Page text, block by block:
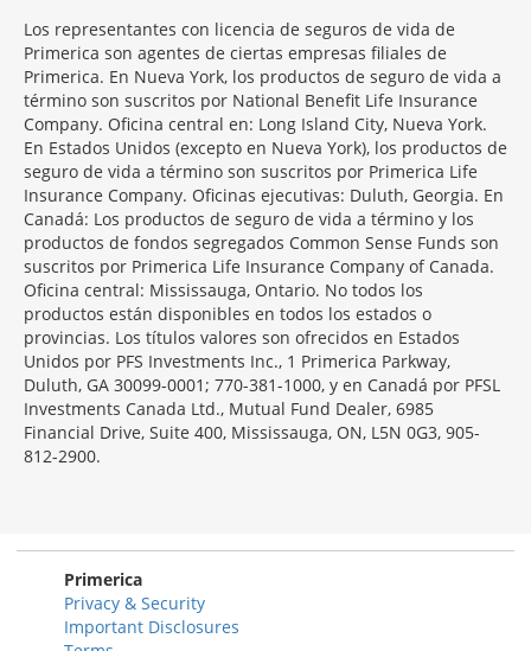
Los representantes con licencia de seguros de vida de
Primerica son agentes de ciertas empresas filiales de
Primerica. En Nueva York, los productos de seguro de vida a
término son suscritos por National Benefit Life Insurance
Company. Oficina central en: Long Island City, Nueva York.
En Estados Unidos (excepto en Nueva York), los productos de
seguro de vida a término son suscritos por Primerica Life
Insurance Company. Oficinas ejecutivas: Duluth, Georgia. En
Canadá: Los productos de seguro de vida a término y los
productos de fondos segregados Common Sense Funds son
suscritos por Primerica Life Insurance Company of Canada.
Oficina central: Mississauga, Ontario. No todos los
productos están disponibles en todos los estados o
provincias. Los títulos valores son ofrecidos en Estados
Unidos por PFS Investments Inc., 1 Primerica Parkway,
Duluth, GA 30099-0001; 770-381-1000, y en Canadá por PFSL
Investments Canada Ltd., Mutual Fund Dealer, 6985
Financial Drive, Suite 400, Mississauga, ON, L5N 0G3, 905-
812-2900.
Primerica
Privacy & Security
Important Disclosures